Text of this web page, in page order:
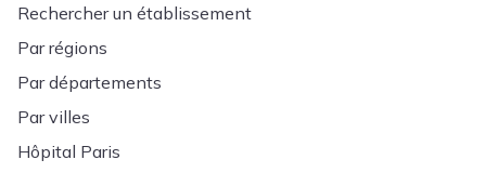
Rechercher un établissement
Par régions
Par départements
Par villes
Hôpital Paris